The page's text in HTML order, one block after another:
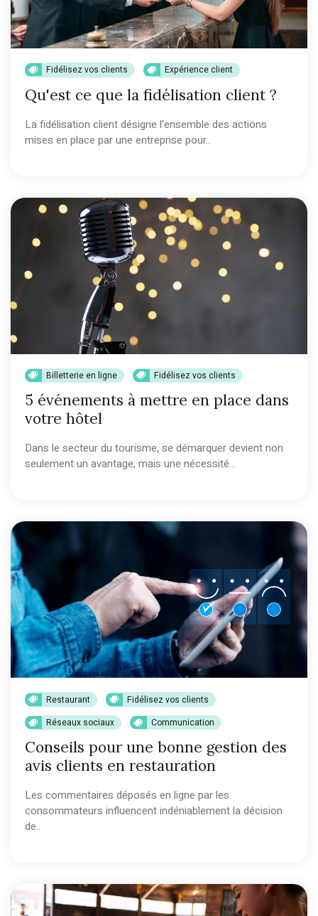
Fidélisez vos clients Expérience client
Qu'est ce que la fidélisation client ?
La fidélisation client désigne l’ensemble des actions
mises en place par une entreprise pour..
Billetterie en ligne Fidélisez vos clients
5 événements à mettre en place dans
votre hôtel
Dans le secteur du tourisme, se démarquer devient non
seulement un avantage, mais une nécessité...
Restaurant
Fidélisez vos clients
Réseaux sociaux
Communication
Conseils pour une bonne gestion des
avis clients en restauration
Les commentaires déposés en ligne par les
consommateurs influencent indéniablement la décision
de..